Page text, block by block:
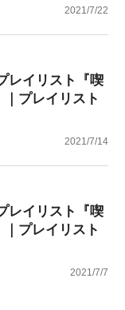
2021/7/22
レイリスト『喫
プレイリスト
2021/7/14
レイリスト『喫
プレイリスト
2021/7/7